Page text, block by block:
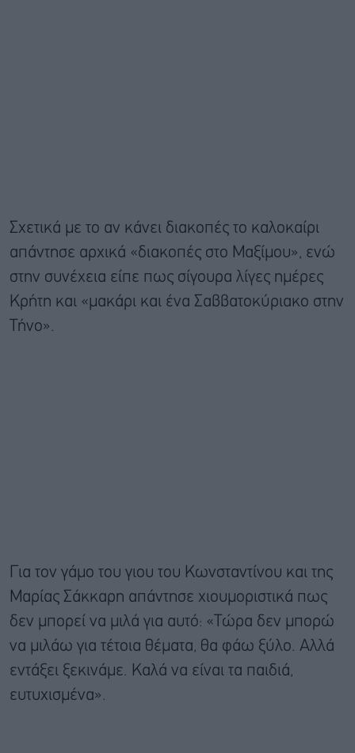
Σχετικά με το αν κάνει διακοπές το καλοκαίρι
απάντησε αρχικά «διακοπές στο Μαξίμου», ενώ
στην συνέχεια είπε πως σίγουρα λίγες ημέρες
Κρήτη και «μακάρι και ένα Σαββατοκύριακο στην
Τήνο».
Για τον γάμο του γιου του Κωνσταντίνου και της
Μαρίας Σάκκαρη απάντησε χιουμοριστικά πως
δεν μπορεί να μιλά για αυτό: «Τώρα δεν μπορώ
να μιλάω για τέτοια θέματα, θα φάω ξύλο. Αλλά
εντάξει ξεκινάμε. Καλά να είναι τα παιδιά,
ευτυχισμένα».